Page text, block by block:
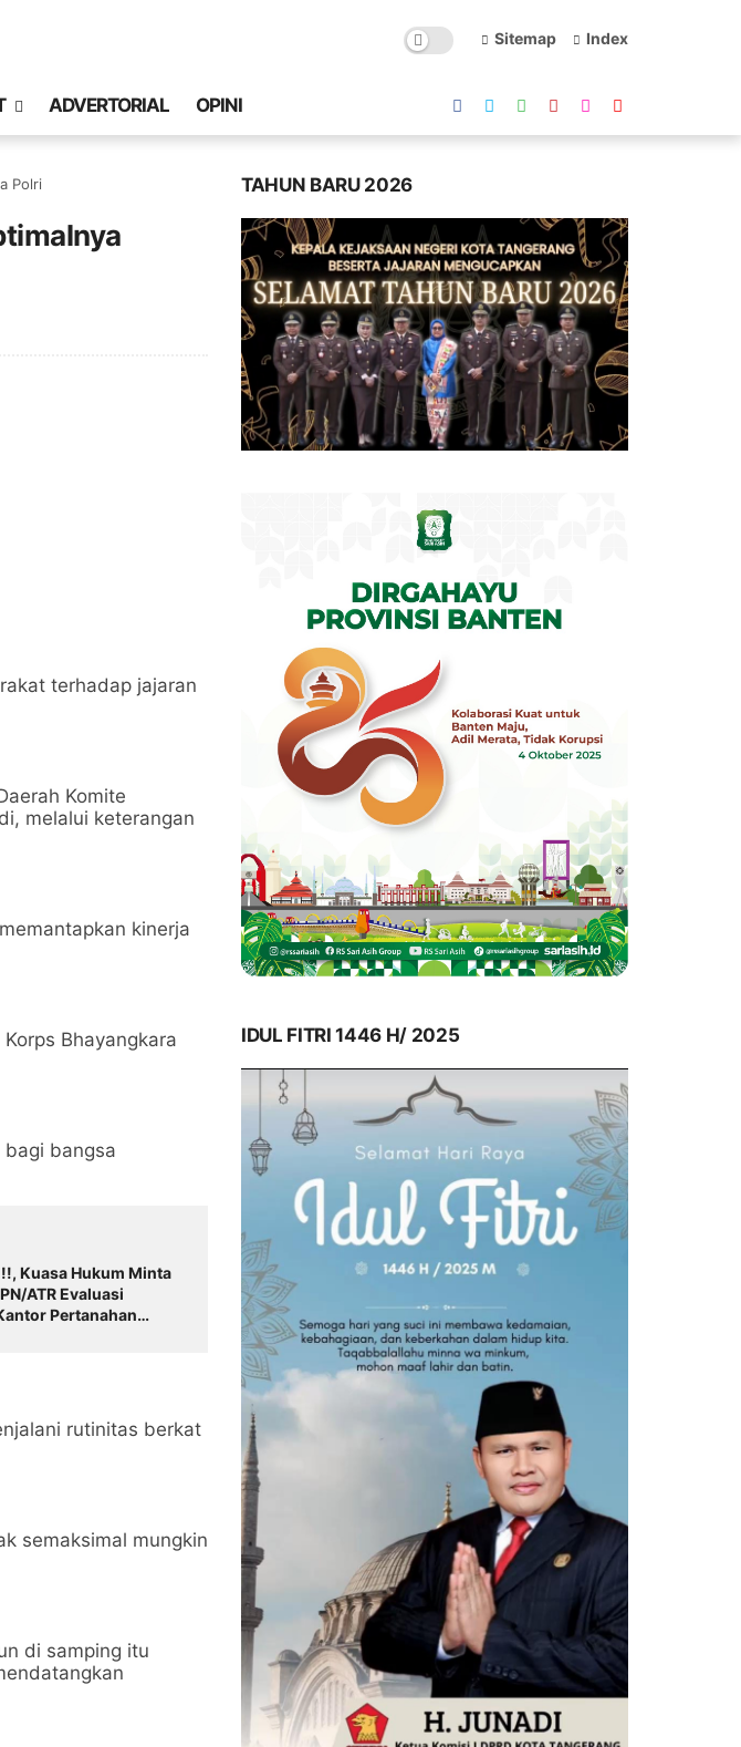
Sitemap Index
ADVERTORIAL OPINI
Polri
terhadap jajaran
Komite
melalui keterangan
kinerja
Bhayangkara
bangsa
Kuasa Hukum Minta
ATR Evaluasi
Pertanahan
rutinitas berkat
semaksimal mungkin
di samping itu
TAHUN BARU 2026
IDUL FITRI 1446 H/ 2025